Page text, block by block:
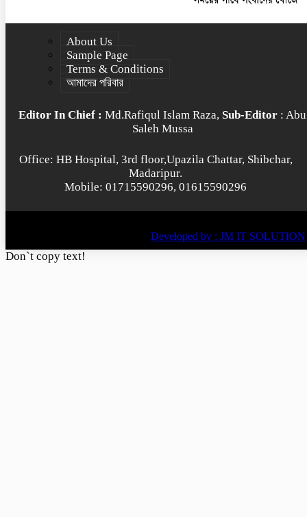
About Us
Sample Page
Terms & Conditions
আমাদের পরিবার
Editor In Chief : Md.Rafiqul Islam Raza, Sub-Editor : Abu
Saleh Mussa
Office: HB Hospital, 3rd floor,Upazila Chattar, Shibchar,
Madaripur.
Mobile: 01715590296, 01615590296
Developed by : JM IT SOLUTION
Don`t copy text!